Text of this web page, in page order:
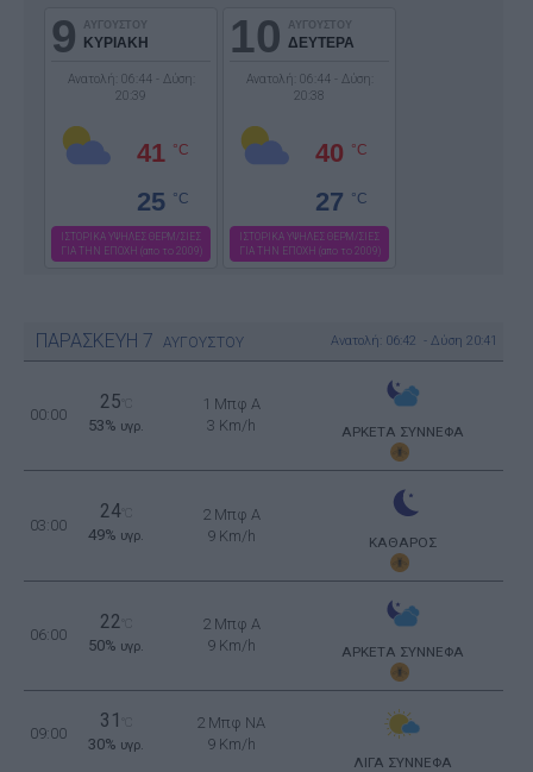
9 ΑΥΓΟΥΣΤΟΥ
ΚΥΡΙΑΚΗ
Ανατολή: 06:44 - Δύση:
20:39
41 °C
25 °C
ΙΣΤΟΡΙΚΑ ΥΨΗΛΕΣ ΘΕΡΜ/ΣΙΕΣ
ΓΙΑ ΤΗΝ ΕΠΟΧΗ (απο το 2009)
10 ΑΥΓΟΥΣΤΟΥ
ΔΕΥΤΕΡΑ
Ανατολή: 06:44 - Δύση:
20:38
40 °C
27 °C
ΙΣΤΟΡΙΚΑ ΥΨΗΛΕΣ ΘΕΡΜ/ΣΙΕΣ
ΓΙΑ ΤΗΝ ΕΠΟΧΗ (απο το 2009)
ΠΑΡΑΣΚΕΥΗ 7 ΑΥΓΟΥΣΤΟΥ Ανατολή: 06:42 - Δύση 20:41
00:00
25
53% υγρ.
1 Μπφ Α
3 Km/h
ΑΡΚΕΤΑ ΣΥΝΝΕΦΑ
03:00
24°C
49% υγρ.
2 Μπφ Α
9 Km/h
ΚΑΘΑΡΟΣ
06:00
22
50% υγρ.
2 Μπφ Α
9 Km/h
ΑΡΚΕΤΑ ΣΥΝΝΕΦΑ
09:00
31
30% υγρ.
2 Μπφ NA
9 Km/h
ΛΙΓΑ ΣΥΝΝΕΦΑ